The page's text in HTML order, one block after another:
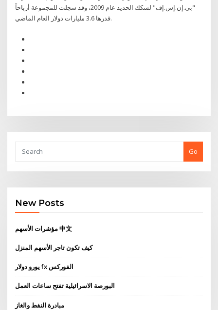
"بي.إن.إس.إف" لسكك الحديد عام 2009، وقد سجلت للمجموعة أرباحاً
قدرها 3.6 مليارات دولار العام الماضي.
Go
New Posts
مؤشرات الأسهم 中文
كيف تكون تاجر الأسهم المنزل
يورو دولار fx الفوركس
البورصة الاسرائيلية تفتح ساعات العمل
مبادرة النفط والغاز